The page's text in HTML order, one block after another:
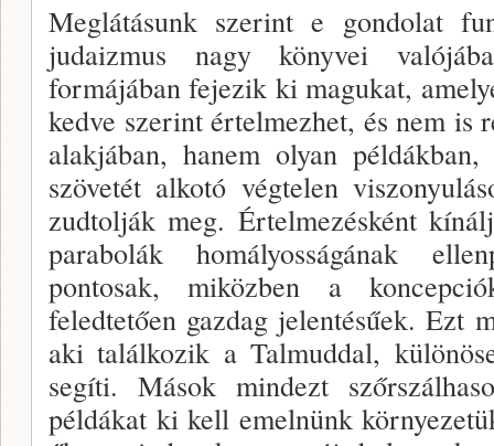
Meglátásunk szerint e gondolat
judaizmus nagy könyvei
formájában fejezik ki magukat,
kedve szerint értelmezhet, és nem is
alakjában, hanem olyan
szövetét alkotó végtelen
zudtolják meg. Értelmezésként
parabolák ho­mályosságának
pontosak, miközben a
feledtetően gazdag jelentésűek. Ezt
aki találkozik a Talmuddal,
segíti. Mások mindezt
példákat ki kell emelnünk